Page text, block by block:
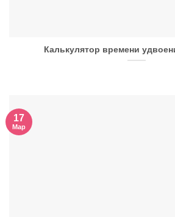
Калькулятор времени
17
Мар